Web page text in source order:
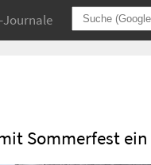
Journale
Sommerfest ein